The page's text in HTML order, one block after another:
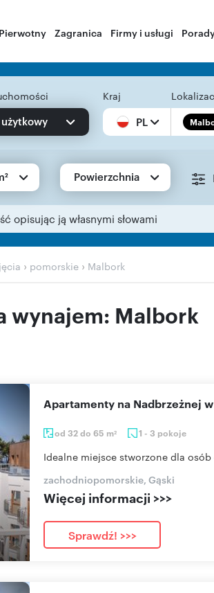
Pierwotny Zagranica Firmy i usługi
Kraj
PL
Powierzchnia
opisując ją własnymi słowami
› pomorskie › Malbork
wynajem: Malbork
od 32 do 65 m2 1 - 3 pokoje
Apartamenty na Nadbrzeżnej
Idealne miejsce stworzone dla
zachodniopomorskie, Gąski
Więcej informacji >>>
Sprawdź! >>>